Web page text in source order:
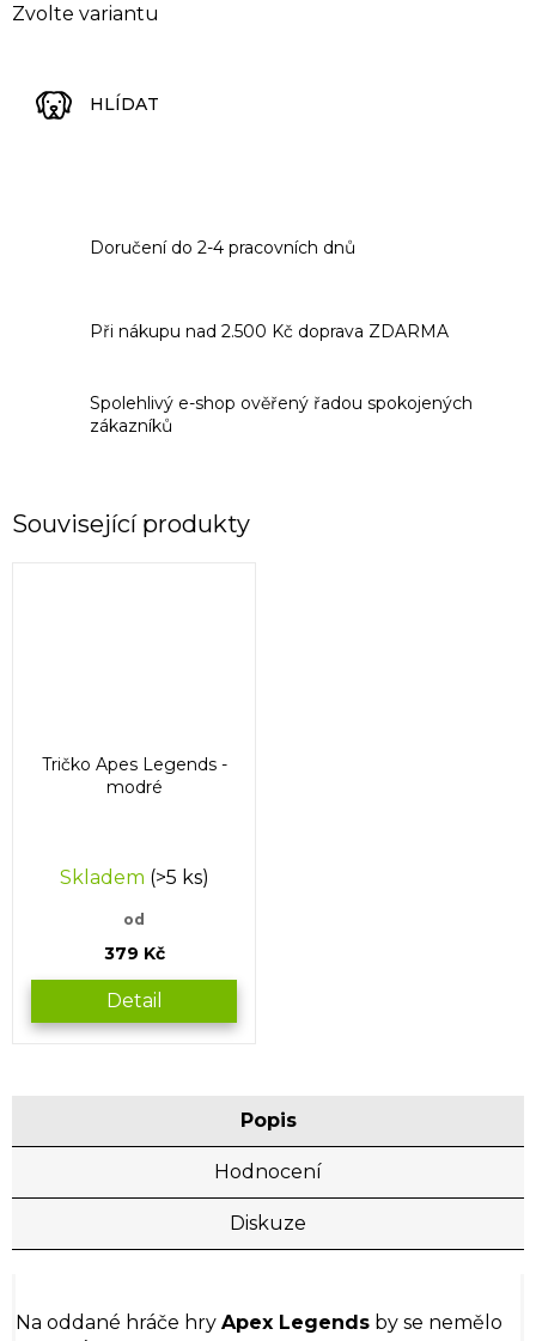
Zvolte variantu
HLÍDAT
Doručení do 2-4 pracovních dnů
Při nákupu nad 2.500 Kč doprava ZDARMA
Spolehlivý e-shop ověřený řadou spokojených
zákazníků
Související produkty
Tričko Apes Legends -
modré
Skladem (>5 ks)
od
379 Kč
Detail
Popis
Hodnocení
Diskuze
Na oddané hráče hry Apex Legends by se nemělo